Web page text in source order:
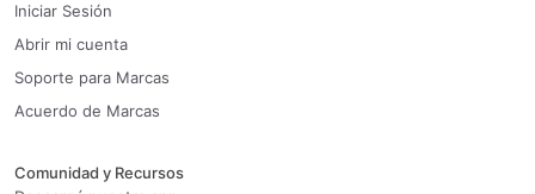
Iniciar Sesión
Abrir mi cuenta
Soporte para Marcas
Acuerdo de Marcas
Comunidad y Recursos